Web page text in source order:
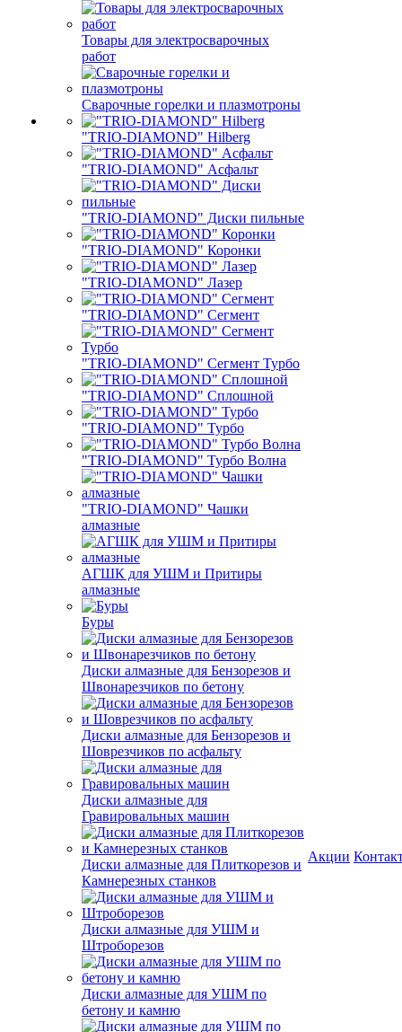
Товары для электросварочных
работ
Сварочные горелки и плазмотроны
"TRIO-DIAMOND" Hilberg
"TRIO-DIAMOND" Асфальт
"TRIO-DIAMOND" Диски пильные
"TRIO-DIAMOND" Коронки
"TRIO-DIAMOND" Лазер
"TRIO-DIAMOND" Сегмент
"TRIO-DIAMOND" Сегмент Турбо
"TRIO-DIAMOND" Сплошной
"TRIO-DIAMOND" Турбо
"TRIO-DIAMOND" Турбо Волна
"TRIO-DIAMOND" Чашки
алмазные
АГШК для УШМ и Притиры
алмазные
Буры
Диски алмазные для Бензорезов и
Швонарезчиков по бетону
Диски алмазные для Бензорезов и
Шоврезчиков по асфальту
Диски алмазные для
Гравировальных машин
Диски алмазные для Плиткорезов и
Камнерезных станков
Диски алмазные для УШМ и
Штроборезов
Диски алмазные для УШМ по
бетону и камню
Акции